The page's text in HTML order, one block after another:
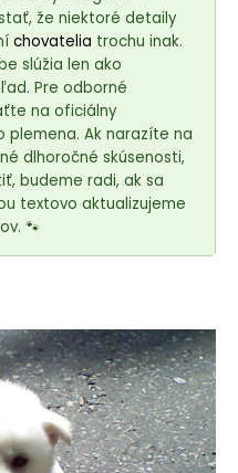
že niektoré detaily
chovatelia trochu inak.
slúžia len ako
Pre odborné
na oficiálny
plemena. Ak narazíte na
dlhoročné skúsenosti,
budeme radi, ak sa
textovo aktualizujeme
🐾